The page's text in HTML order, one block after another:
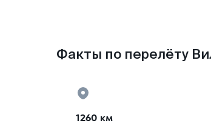
Факты по перелёту
1260 км